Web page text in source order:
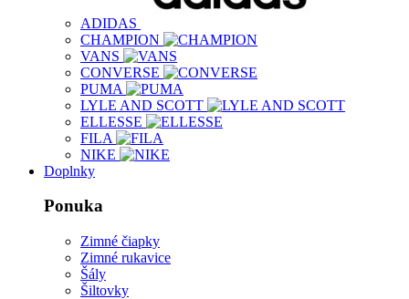
ADIDAS
CHAMPION
VANS
CONVERSE
PUMA
LYLE AND SCOTT
ELLESSE
FILA
NIKE
Doplnky
Ponuka
Zimné čiapky
Zimné rukavice
Šály
Šiltovky